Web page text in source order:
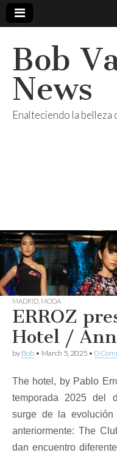
Bob
News
Enalteciendo la belleza
MADRID MODA
ERROZ
Hotel /
by Bob • March 5, 2025 • 0
The hotel, by Pablo
temporada 2025 del
surge de la evolución
anteriormente: The
dan encuentro